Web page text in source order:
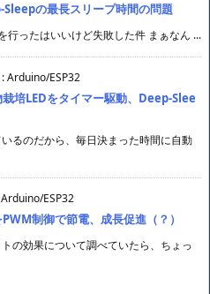
Sleepの最長スリープ時間の問題
ったはいいけど失敗した件 まぁなん ...
:Arduino/ESP32
栽培LEDをタイマー駆動、Deep-Slee
るのだから、毎日決まった時間に自動
Arduino/ESP32
制御で節電、成長促進（？）
の効果について調べていたら、ちょっ